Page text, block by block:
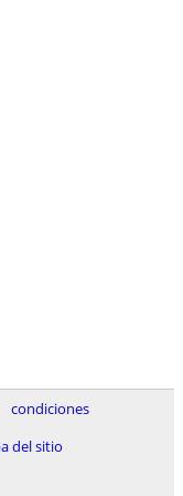
condiciones
del sitio